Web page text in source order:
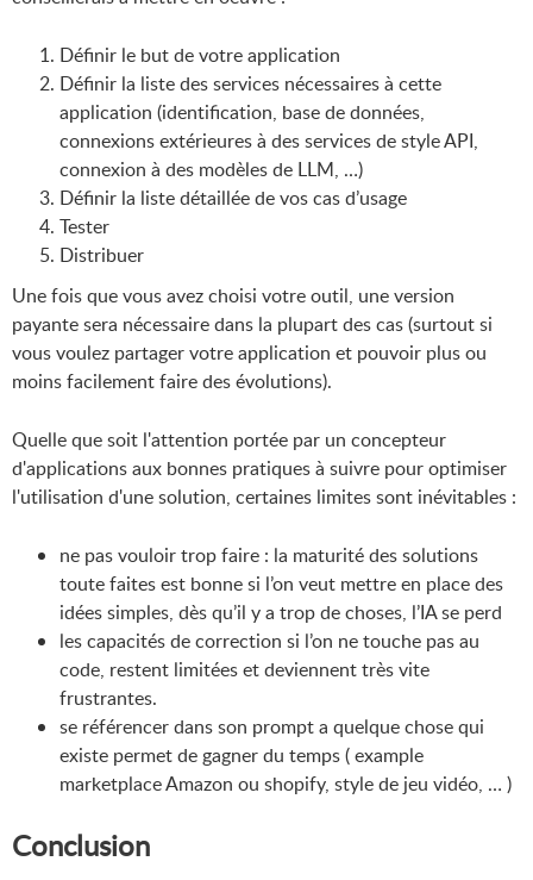
Définir le but de votre application
Définir la liste des services nécessaires à cette
application (identification, base de données,
connexions extérieures à des services de style API,
connexion à des modèles de LLM, …)
Définir la liste détaillée de vos cas d’usage
Tester
Distribuer
Une fois que vous avez choisi votre outil, une version
payante sera nécessaire dans la plupart des cas (surtout si
vous voulez partager votre application et pouvoir plus ou
moins facilement faire des évolutions).
Quelle que soit l'attention portée par un concepteur
d'applications aux bonnes pratiques à suivre pour optimiser
l'utilisation d'une solution, certaines limites sont inévitables :
ne pas vouloir trop faire : la maturité des solutions
toute faites est bonne si l’on veut mettre en place des
idées simples, dès qu’il y a trop de choses, l’IA se perd
les capacités de correction si l’on ne touche pas au
code, restent limitées et deviennent très vite
frustrantes.
se référencer dans son prompt a quelque chose qui
existe permet de gagner du temps ( example
marketplace Amazon ou shopify, style de jeu vidéo, … )
Conclusion